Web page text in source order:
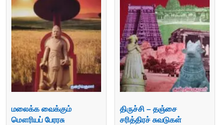
மலைக்க வைக்கும்
மௌரியப் பேரரசு
திருச்சி – தஞ்சை
சரித்திரச் சுவடுகள்